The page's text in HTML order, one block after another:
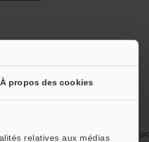
À propos des cookies
relatives aux médias
impressionnante, y compris